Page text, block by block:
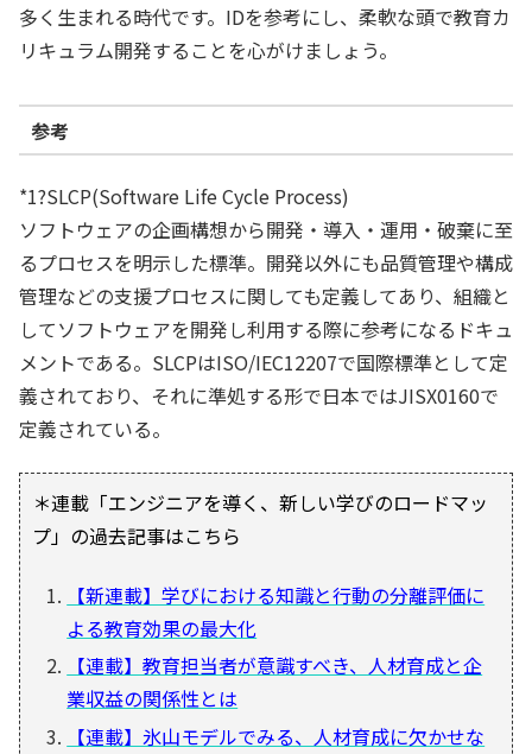
多く生まれる時代です。IDを参考にし、柔軟な頭で教育カ
リキュラム開発することを心がけましょう。
参考
*1?SLCP(Software Life Cycle Process)
ソフトウェアの企画構想から開発・導入・運用・破棄に至
るプロセスを明示した標準。開発以外にも品質管理や構成
管理などの支援プロセスに関しても定義してあり、組織と
してソフトウェアを開発し利用する際に参考になるドキュ
メントである。SLCPはISO/IEC12207で国際標準として定
義されており、それに準処する形で日本ではJISX0160で
定義されている。
＊連載「エンジニアを導く、新しい学びのロードマッ
プ」の過去記事はこちら
【新連載】学びにおける知識と行動の分離評価に
よる教育効果の最大化
【連載】教育担当者が意識すべき、人材育成と企
業収益の関係性とは
【連載】氷山モデルでみる、人材育成に欠かせな